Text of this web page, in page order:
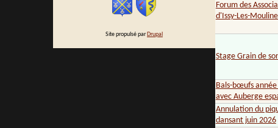
Site propulsé parDrupal
Forum des
d'Issy-Les-
Stage Grain de
Bals-bœufs année
avec Auberge
Annulation du
dansant juin 2026